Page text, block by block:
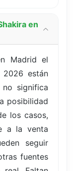
en
Madrid el
están
significa
posibilidad
los casos,
a la venta
seguir
fuentes